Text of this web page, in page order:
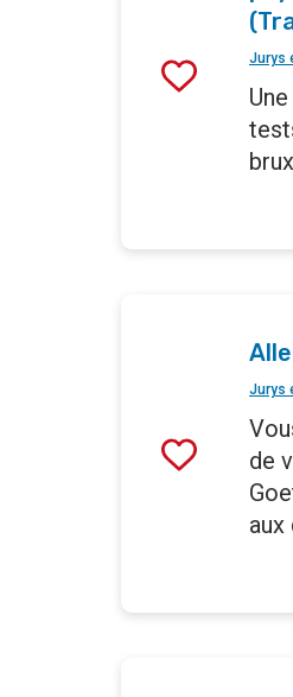
Jurys
Jurys
de
aux